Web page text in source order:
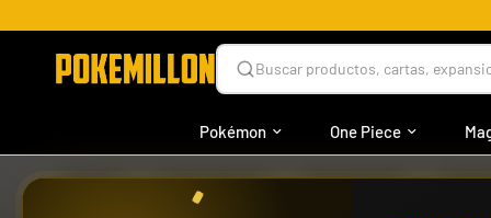
Pokémon One Piece
Buscar productos, cartas,
INICIO › ACCESORIOS › PRODUCTOS ›